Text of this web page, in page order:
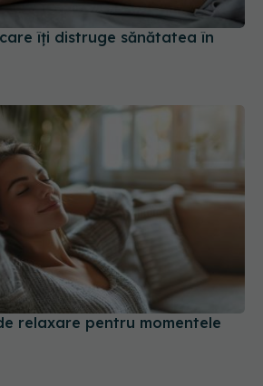
îți distruge sănătatea în
relaxare pentru momentele